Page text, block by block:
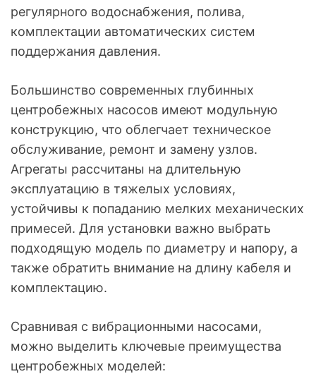
регулярного водоснабжения, полива,
комплектации автоматических систем
поддержания давления.
Большинство современных глубинных
центробежных насосов имеют модульную
конструкцию, что облегчает техническое
обслуживание, ремонт и замену узлов.
Агрегаты рассчитаны на длительную
эксплуатацию в тяжелых условиях,
устойчивы к попаданию мелких механических
примесей. Для установки важно выбрать
подходящую модель по диаметру и напору, а
также обратить внимание на длину кабеля и
комплектацию.
Сравнивая с вибрационными насосами,
можно выделить ключевые преимущества
центробежных моделей: